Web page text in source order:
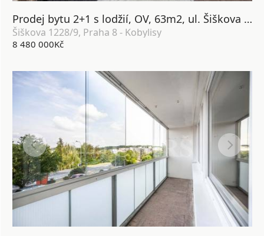
Prodej bytu 2+1 s lodžií, OV, 63m2, ul. Šiškova 1228/9, Praha 8 - Kobylisy
Šiškova 1228/9, Praha 8 - Kobylisy
8 480 000Kč